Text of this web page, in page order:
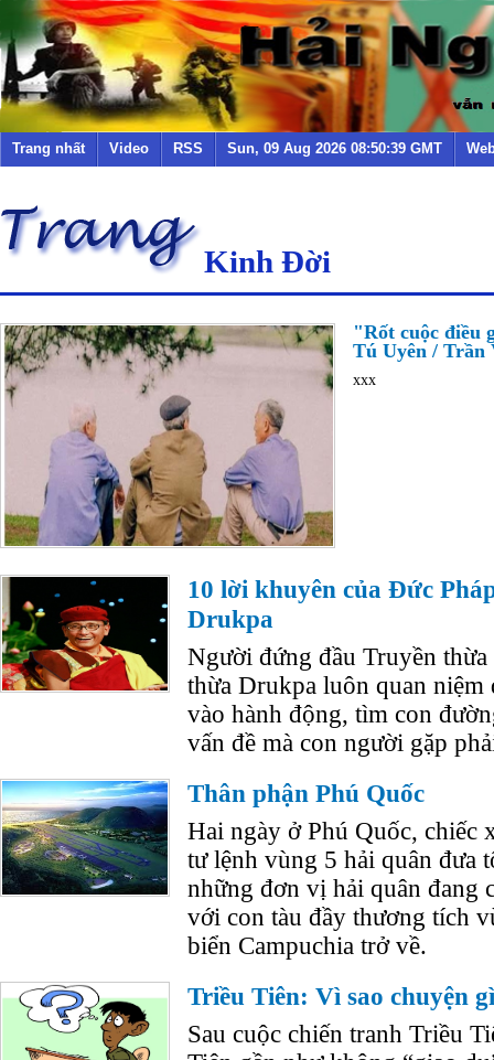
Trang nhất Video RSS Sun, 09 Aug 2026 08:50:39 GMT
Kinh Đời
"Rốt cuộc điều
Tú Uyên / Trần
xxx
10 lời khuyên của Đức
Drukpa
Người đứng đầu Truyền
thừa Drukpa luôn quan niệm
vào hành động, tìm con
vấn đề mà con người gặp
Thân phận Phú Quốc
Hai ngày ở Phú Quốc, chiếc
tư lệnh vùng 5 hải quân đưa
những đơn vị hải quân đang
với con tàu đầy thương tích
biển Campuchia trở về.
Triều Tiên: Vì sao chuyện
Sau cuộc chiến tranh Triều